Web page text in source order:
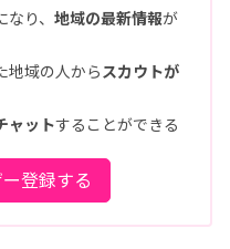
り、 地域の最新情報が
地域の人から スカウトが
ャットすることができる
登録する